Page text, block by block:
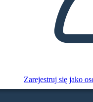
Zarejestruj się jako